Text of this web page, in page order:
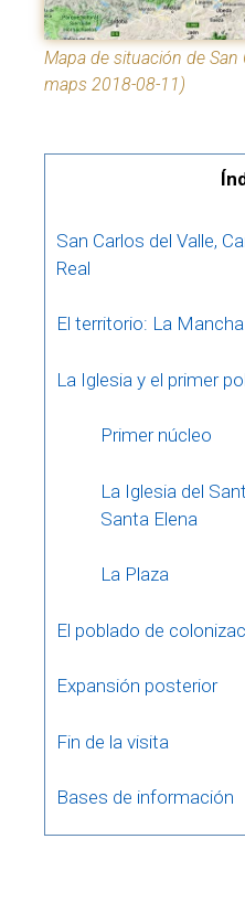
Mapa de situación de San
maps 2018-08-11)
San Carlos del Valle,
Real
El territorio: La
La Iglesia y el primer
Primer núcleo
La Iglesia del
Santa Elena
La Plaza
El poblado de
Expansión posterior
Fin de la visita
Bases de información